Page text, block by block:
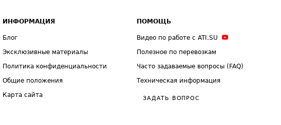
ИНФОРМАЦИЯ
Блог
Эксклюзивные материалы
Политика конфиденциальности
Общие положения
Карта сайта
ПОМОЩЬ
Видео по работе с ATI.SU
Полезное по перевозкам
Часто задаваемые вопросы (FAQ)
Техническая информация
ЗАДАТЬ ВОПРОС